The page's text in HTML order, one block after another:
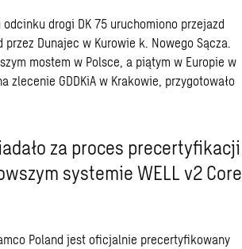
drogi DK 75 uruchomiono przejazd
Dunajec w Kurowie k. Nowego Sącza.
mostem w Polsce, a piątym w Europie w
GDDKiA w Krakowie, przygotowało
za proces precertyfikacji
systemie WELL v2 Core
Poland jest oficjalnie precertyfikowany